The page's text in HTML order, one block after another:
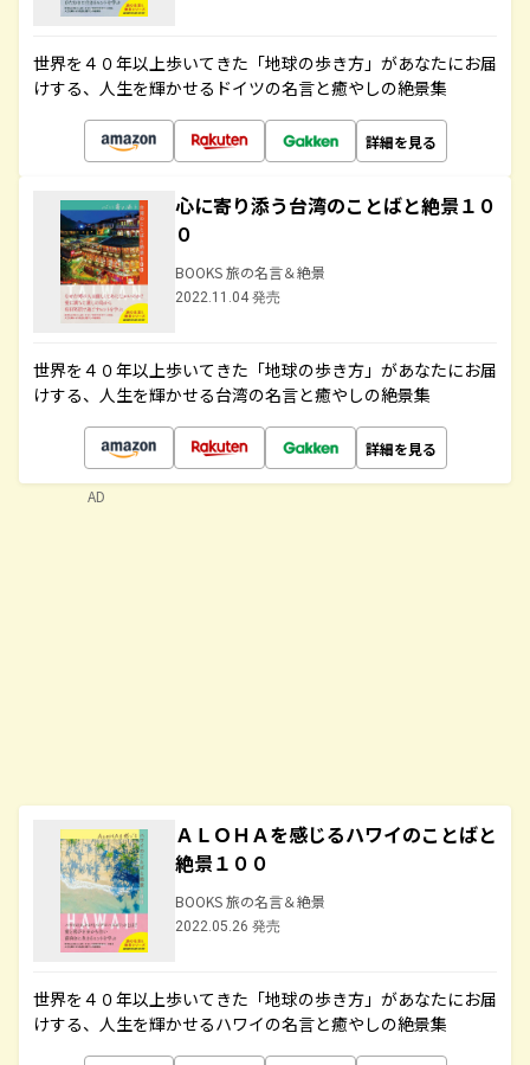
世界を４０年以上歩いてきた「地球の歩き方」があなたにお届
けする、人生を輝かせるドイツの名言と癒やしの絶景集
詳細を見る
心に寄り添う台湾のことばと絶景１０
０
BOOKS 旅の名言＆絶景
2022.11.04 発売
世界を４０年以上歩いてきた「地球の歩き方」があなたにお届
けする、人生を輝かせる台湾の名言と癒やしの絶景集
詳細を見る
ＡＬＯＨＡを感じるハワイのことばと
絶景１００
BOOKS 旅の名言＆絶景
2022.05.26 発売
世界を４０年以上歩いてきた「地球の歩き方」があなたにお届
けする、人生を輝かせるハワイの名言と癒やしの絶景集
AD